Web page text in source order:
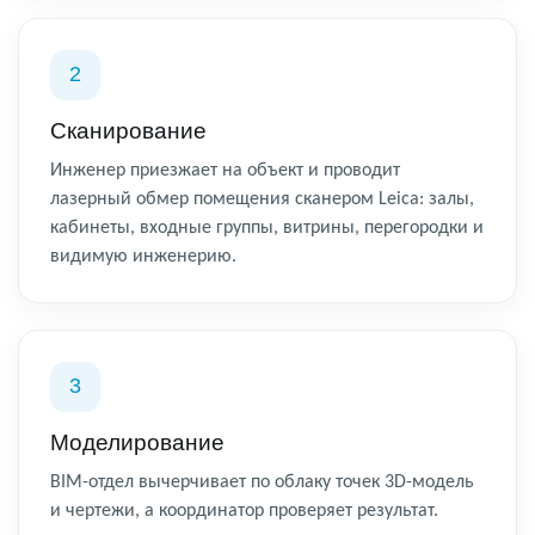
2
Сканирование
Инженер приезжает на объект и проводит
лазерный обмер помещения сканером Leica: залы,
кабинеты, входные группы, витрины, перегородки и
видимую инженерию.
3
Моделирование
BIM-отдел вычерчивает по облаку точек 3D-модель
и чертежи, а координатор проверяет результат.